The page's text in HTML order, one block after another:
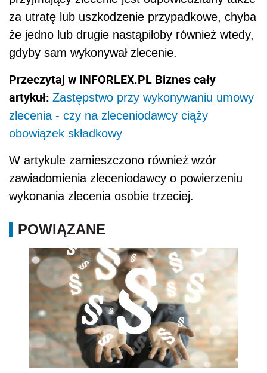
za utratę lub uszkodzenie przypadkowe, chyba
że jedno lub drugie nastąpiłoby również wtedy,
gdyby sam wykonywał zlecenie.
Przeczytaj w INFORLEX.PL Biznes cały
artykuł: Zastępstwo przy wykonywaniu umowy
zlecenia - czy na zleceniodawcy ciąży
obowiązek składkowy
W artykule zamieszczono również wzór
zawiadomienia zleceniodawcy o powierzeniu
wykonania zlecenia osobie trzeciej.
POWIĄZANE